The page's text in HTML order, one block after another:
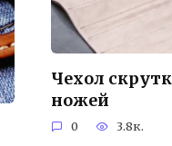
Чехол
ножей
0 3.8к.